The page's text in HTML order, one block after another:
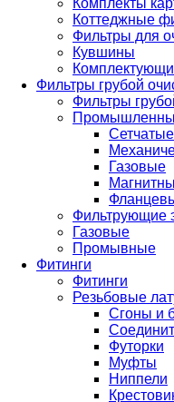
Комплекты
Коттеджные
Фильтры для
Кувшины
Фильтры грубой
Фильтры
Сетчатые
Газовые
Фильтрующие
Газовые
Промывные
Фитинги
Фитинги
Резьбовые
Сгоны и
Футорки
Муфты
Ниппели